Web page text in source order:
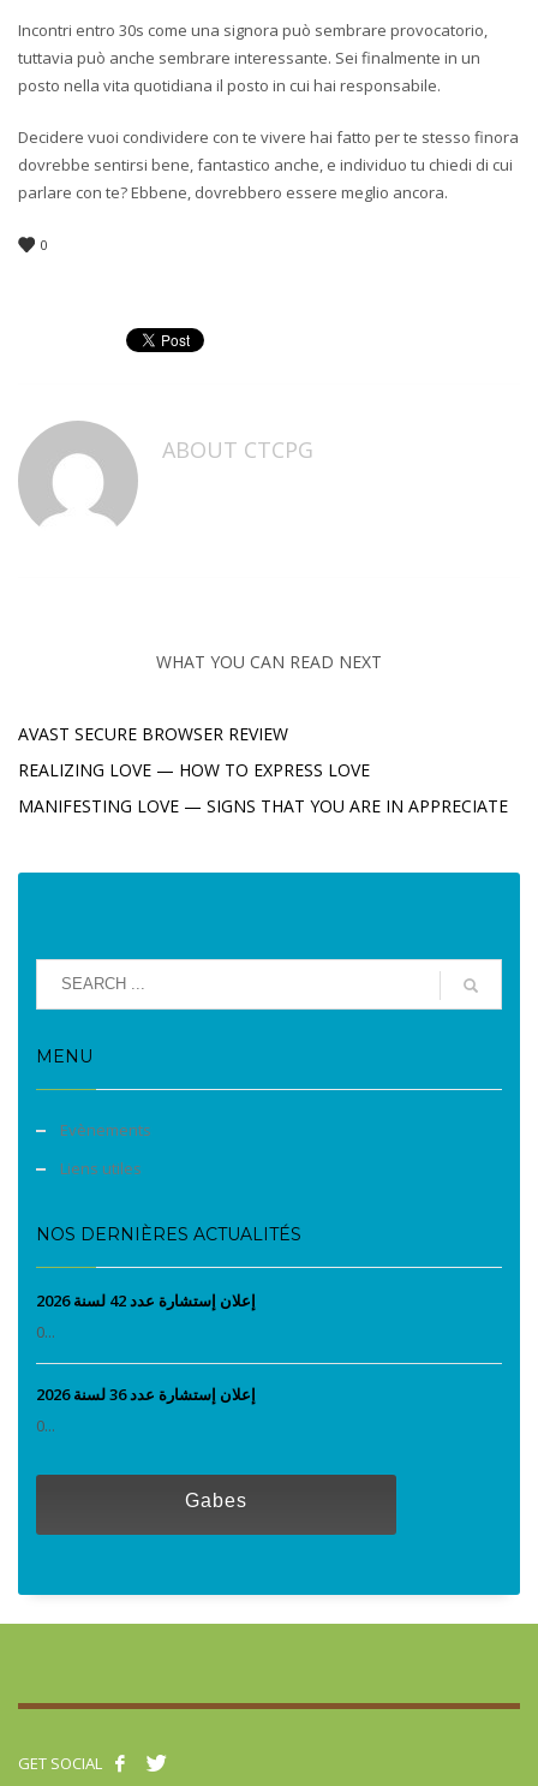
Incontri entro 30s come una signora può sembrare provocatorio,
tuttavia può anche sembrare interessante. Sei finalmente in un
posto nella vita quotidiana il posto in cui hai responsabile.
Decidere vuoi condividere con te vivere hai fatto per te stesso finora
dovrebbe sentirsi bene, fantastico anche, e individuo tu chiedi di cui
parlare con te? Ebbene, dovrebbero essere meglio ancora.
0
ABOUT CTCPG
WHAT YOU CAN READ NEXT
AVAST SECURE BROWSER REVIEW
REALIZING LOVE — HOW TO EXPRESS LOVE
MANIFESTING LOVE — SIGNS THAT YOU ARE IN APPRECIATE
MENU
Evènements
Liens utiles
NOS DERNIÈRES ACTUALITÉS
إعلان إستشارة عدد 42 لسنة 2026
0...
إعلان إستشارة عدد 36 لسنة 2026
0...
Gabes
GET SOCIAL